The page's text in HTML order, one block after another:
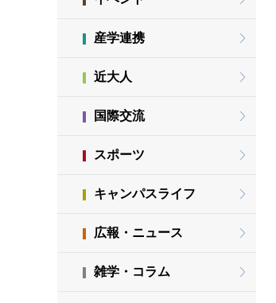
産学連携
近大人
国際交流
スポーツ
キャンパスライフ
広報・ニュース
雑学・コラム